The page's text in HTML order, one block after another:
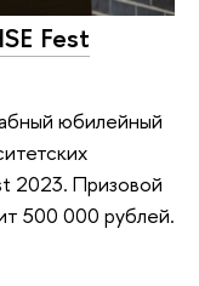
Fest
юбилейный
2023. Призовой
500 000 рублей.